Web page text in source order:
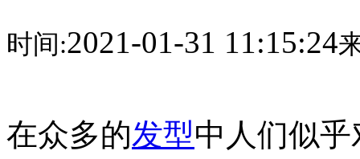
时间:2021-01-31 11:15:24
在众多的发型中人们似乎